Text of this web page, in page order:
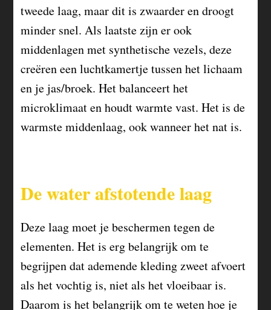
tweede laag, maar dit is zwaarder en droogt
minder snel. Als laatste zijn er ook
middenlagen met synthetische vezels, deze
creëren een luchtkamertje tussen het lichaam
en je jas/broek. Het balanceert het
microklimaat en houdt warmte vast. Het is de
warmste middenlaag, ook wanneer het nat is.
De water afstotende laag
Deze laag moet je beschermen tegen de
elementen. Het is erg belangrijk om te
begrijpen dat ademende kleding zweet afvoert
als het vochtig is, niet als het vloeibaar is.
Daarom is het belangrijk om te weten hoe je